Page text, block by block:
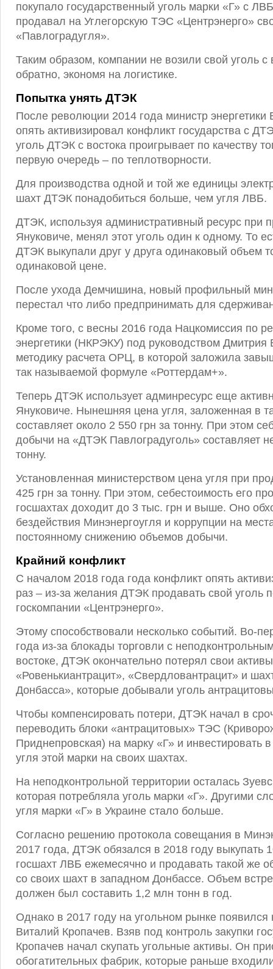
покупало государственный уголь марки «Г» с
продавал на Углегорскую ТЭС «Центрэнерго»
«Павлоградугля».
Таким образом, компании не возили свой уголь с
обратно, экономя на логистике.
Попытка унять ДТЭК
После революции 2014 года министр
опять активизировал конфликт государства с
уголь ДТЭК с востока проигрывает по качеству
первую очередь – по теплотворности.
Для производства одной и той же единицы
шахт ДТЭК понадобиться больше, чем угля ЛВБ.
ДТЭК, используя административный ресурс при
Януковиче, менял этот уголь один к одному. То
ДТЭК выкупали друг у друга одинаковый объем
одинаковой цене.
После ухода Демчишина, новый профильный
перестал что либо предпринимать для
Кроме того, с весны 2016 года Нацкомиссия по
энергетики (НКРЭКУ) под руководством Дмитрия
методику расчета ОРЦ, в которой заложила
так называемой формуле «Роттердам+».
Теперь ДТЭК использует админресурс еще
Януковиче. Нынешняя цена угля, заложенная в
составляет около 2 550 грн за тонну. При этом
добычи на «ДТЭК Павлоградуголь» составляет
тонну.
Установленная министерством цена угля при
425 грн за тонну. При этом, себестоимость его
госшахтах доходит до 3 тыс. грн и выше. Оно
бездействия Минэнергоугля и коррупции на
постоянному снижению объемов добычи.
Крайний конфликт
С началом 2018 года года конфликт опять
раз – из-за желания ДТЭК продавать свой уголь
госкомпании «Центрэнерго».
Этому способствовали несколько событий. Во-
года из-за блокады торговли с
востоке, ДТЭК окончательно потерял свои
«Ровенькиантрацит», «Свердловантрацит» и
Донбасса», которые добывали уголь
Чтобы компенсировать потери, ДТЭК начал в
переводить блоки «антрацитовых» ТЭС
Приднепровская) на марку «Г» и инвестировать
угля этой марки на своих шахтах.
На неподконтрольной территории осталась
которая потребляла уголь марки «Г». Другими
угля марки «Г» в Украине стало больше.
Согласно решению протокола совещания в
2017 года, ДТЭК обязался в 2018 году выкупать
госшахт ЛВБ ежемесячно и продавать такой же
со своих шахт в западном Донбассе. Объем
должен был составить 1,2 млн тонн в год.
Однако в 2017 году на угольном рынке появился
Виталий Кропачев. Взяв под контроль закупки
Кропачев начал скупать угольные активы. Он
обогатительных фабрик, которые раньше